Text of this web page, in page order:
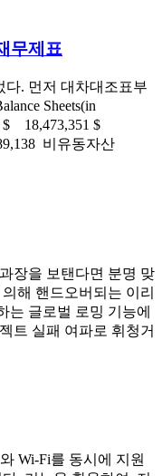
무제표
다. 먼저 대차대조표부
Sheets(in
$ 18,473,351 $
비유동자산
장을 보탠다면 분명 맞
해 핸드오버되는 이리
는 글로벌 로밍 기능에
트 실패 여파로 휘청거
Wi-Fi를 동시에 지원